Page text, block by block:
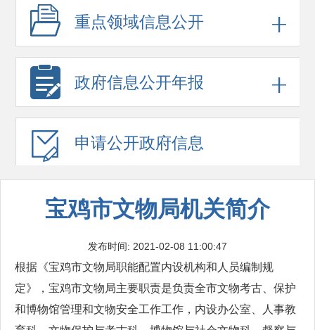
重点领域信息公开
政府信息公开年报
申请公开政府信息
宝鸡市文物局机关简介
发布时间: 2021-02-08 11:00:47
根据《宝鸡市文物局职能配置内设机构和人员编制规
定》，宝鸡市文物局主要职责是负责全市文物考古、保护
和博物馆管理和文物安全工作工作，内设办公室、人事教